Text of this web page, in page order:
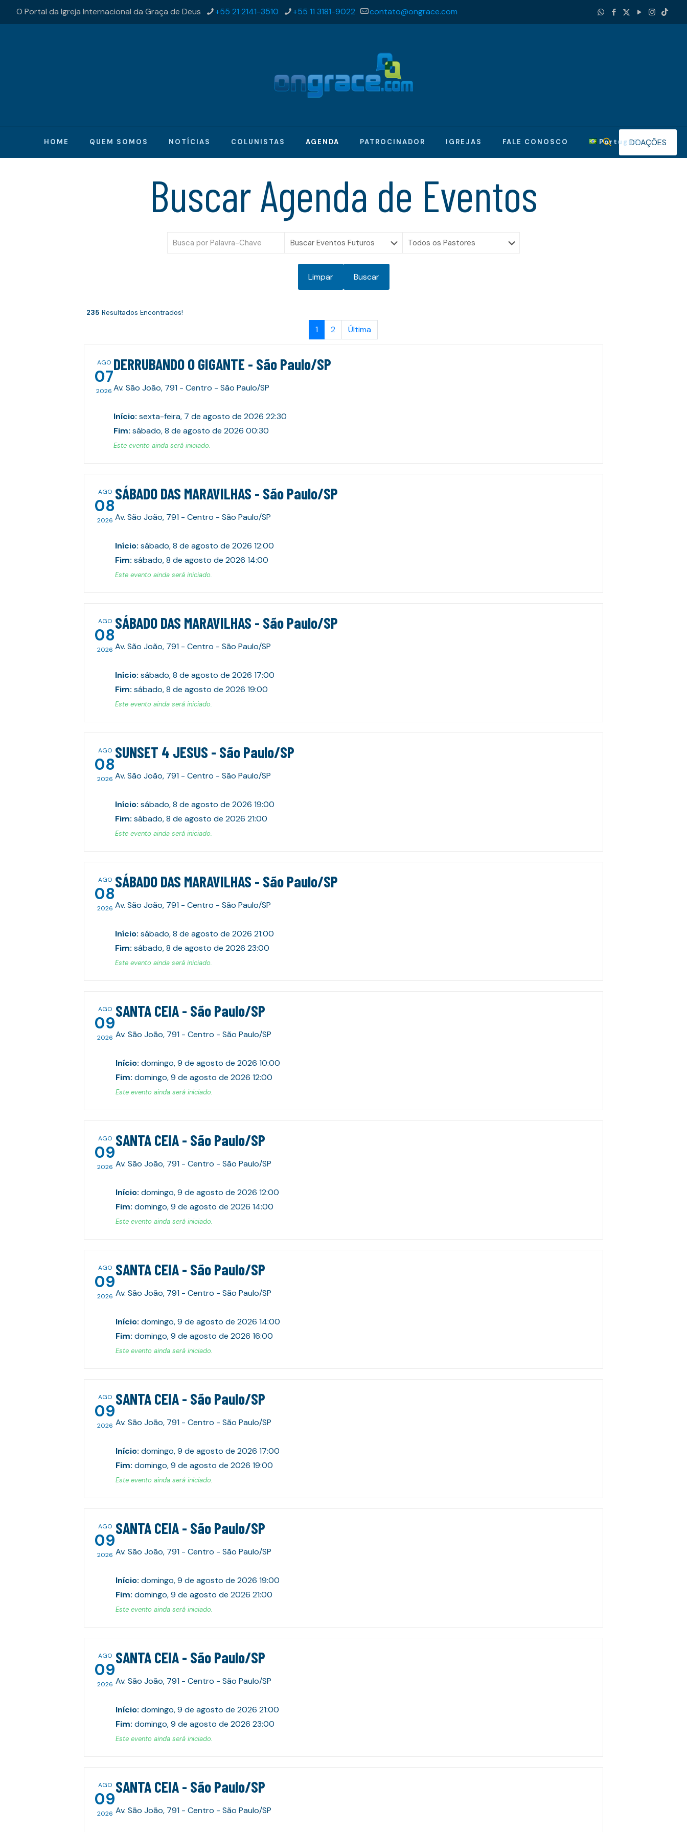
O Portal da Igreja Internacional da Graça de Deus +55 21 2141-3510 +55 11 3181-9022 contato@ongrace.com
HOME QUEM SOMOS NOTÍCIAS COLUNISTAS AGENDA PATROCINADOR IGREJAS FALE CONOSCO PortuguêsDOAÇÕES
Buscar Agenda de Eventos
Limpar Buscar
235 Resultados Encontrados!
1 2 Última
AGO
07
2026
DERRUBANDO O GIGANTE - São Paulo/SP
Av. São João, 791 - Centro - São Paulo/SP
Início: sexta-feira, 7 de agosto de 2026 22:30
Fim: sábado, 8 de agosto de 2026 00:30
Este evento ainda será iniciado.
AGO
08
2026
SÁBADO DAS MARAVILHAS - São Paulo/SP
Av. São João, 791 - Centro - São Paulo/SP
Início: sábado, 8 de agosto de 2026 12:00
Fim: sábado, 8 de agosto de 2026 14:00
Este evento ainda será iniciado.
AGO
08
2026
SÁBADO DAS MARAVILHAS - São Paulo/SP
Av. São João, 791 - Centro - São Paulo/SP
Início: sábado, 8 de agosto de 2026 17:00
Fim: sábado, 8 de agosto de 2026 19:00
Este evento ainda será iniciado.
AGO
08
2026
SUNSET 4 JESUS - São Paulo/SP
Av. São João, 791 - Centro - São Paulo/SP
Início: sábado, 8 de agosto de 2026 19:00
Fim: sábado, 8 de agosto de 2026 21:00
Este evento ainda será iniciado.
AGO
08
2026
SÁBADO DAS MARAVILHAS - São Paulo/SP
Av. São João, 791 - Centro - São Paulo/SP
Início: sábado, 8 de agosto de 2026 21:00
Fim: sábado, 8 de agosto de 2026 23:00
Este evento ainda será iniciado.
AGO
09
2026
SANTA CEIA - São Paulo/SP
Av. São João, 791 - Centro - São Paulo/SP
Início: domingo, 9 de agosto de 2026 10:00
Fim: domingo, 9 de agosto de 2026 12:00
Este evento ainda será iniciado.
AGO
09
2026
SANTA CEIA - São Paulo/SP
Av. São João, 791 - Centro - São Paulo/SP
Início: domingo, 9 de agosto de 2026 12:00
Fim: domingo, 9 de agosto de 2026 14:00
Este evento ainda será iniciado.
AGO
09
2026
SANTA CEIA - São Paulo/SP
Av. São João, 791 - Centro - São Paulo/SP
Início: domingo, 9 de agosto de 2026 14:00
Fim: domingo, 9 de agosto de 2026 16:00
Este evento ainda será iniciado.
AGO
09
2026
SANTA CEIA - São Paulo/SP
Av. São João, 791 - Centro - São Paulo/SP
Início: domingo, 9 de agosto de 2026 17:00
Fim: domingo, 9 de agosto de 2026 19:00
Este evento ainda será iniciado.
AGO
09
2026
SANTA CEIA - São Paulo/SP
Av. São João, 791 - Centro - São Paulo/SP
Início: domingo, 9 de agosto de 2026 19:00
Fim: domingo, 9 de agosto de 2026 21:00
Este evento ainda será iniciado.
AGO
09
2026
SANTA CEIA - São Paulo/SP
Av. São João, 791 - Centro - São Paulo/SP
Início: domingo, 9 de agosto de 2026 21:00
Fim: domingo, 9 de agosto de 2026 23:00
Este evento ainda será iniciado.
AGO
09
2026
SANTA CEIA - São Paulo/SP
Av. São João, 791 - Centro - São Paulo/SP